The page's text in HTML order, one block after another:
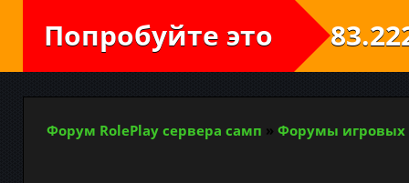
Попробуйте это
Форум RolePlay сервера самп » Форумы игровых